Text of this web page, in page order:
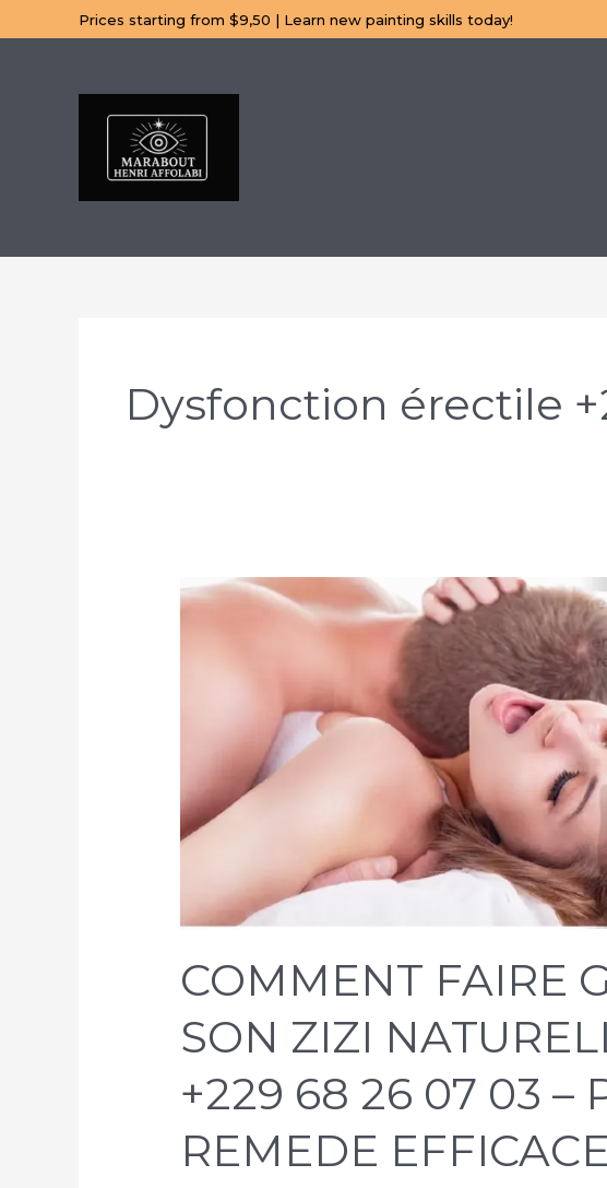
au
Prices starting from $9,50 | Learn new painting skills today!
Dysfonction érectile
COMMENT FAIRE
SON ZIZI
+229 68 26 07 03 –
REMEDE EFFICACE